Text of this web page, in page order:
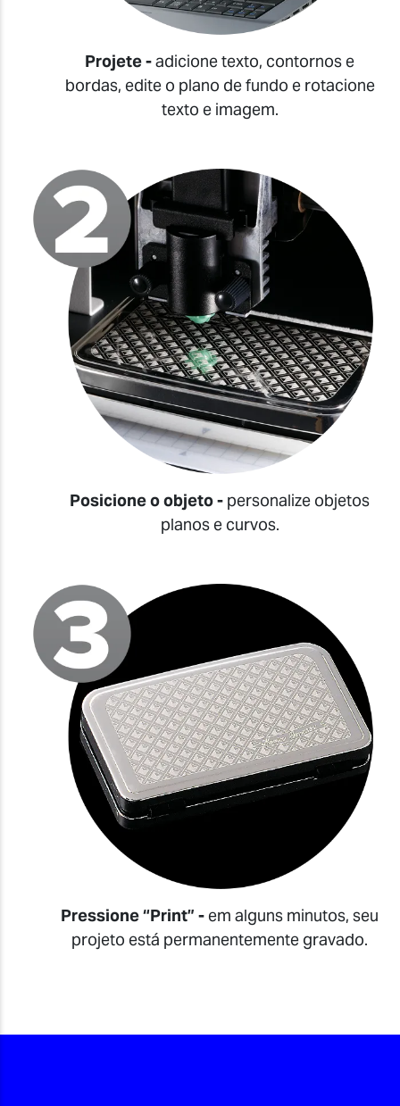
Projete -adicione texto, contornos e
bordas, edite o plano de fundo e rotacione
texto e imagem.
Posicione o objeto - personalize objetos
planos e curvos.
Pressione “Print” - em alguns minutos, seu
projeto está permanentemente gravado.